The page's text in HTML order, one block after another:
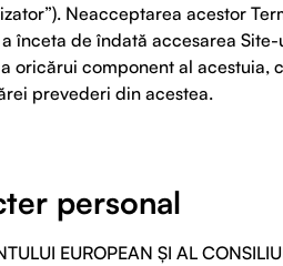
Neacceptarea acestor
înceta de îndată accesarea
oricărui component al acestuia,
prevederi din acestea.
personal
EUROPEAN ȘI AL